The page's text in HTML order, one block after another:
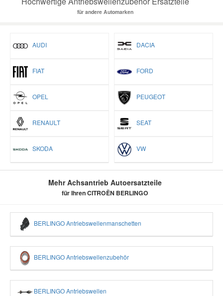
für andere Automarken
AUDI DACIA
FIAT FORD
OPEL PEUGEOT
RENAULT SEAT
SKODA VW
Mehr Achsantrieb Autoersatzteile
für Ihren CITROËN BERLINGO
BERLINGO Antriebswellenmanschetten
BERLINGO Antriebswellenzubehör
BERLINGO Antriebswellen